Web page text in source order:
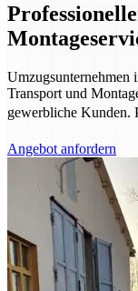
Umzugsunternehmen
Transport und
gewerbliche Kunden.
Angebot anfordern